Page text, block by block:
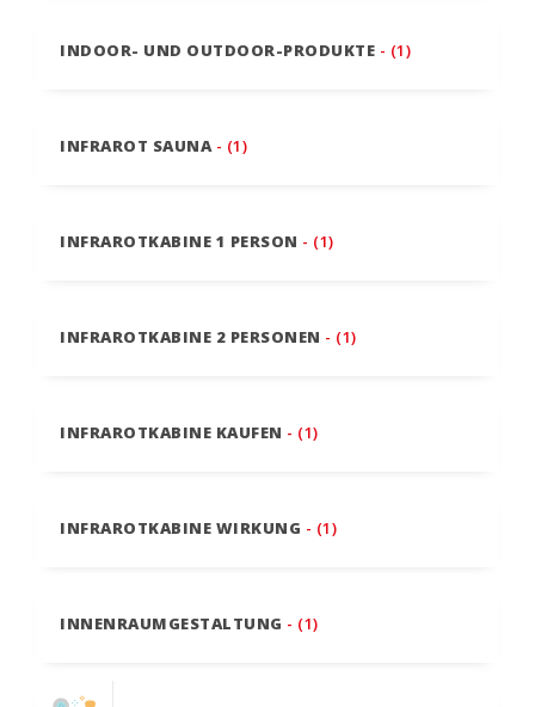
INDOOR- UND OUTDOOR-PRODUKTE - (1)
INFRAROT SAUNA - (1)
INFRAROTKABINE 1 PERSON - (1)
INFRAROTKABINE 2 PERSONEN - (1)
INFRAROTKABINE KAUFEN - (1)
INFRAROTKABINE WIRKUNG - (1)
INNENRAUMGESTALTUNG - (1)